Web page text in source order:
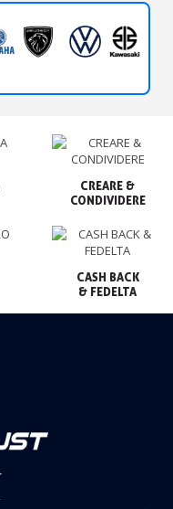
CREARE &
CONDIVIDERE
CASH BACK
& FEDELTA